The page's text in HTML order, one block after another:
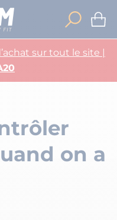
sur tout le site |
on a